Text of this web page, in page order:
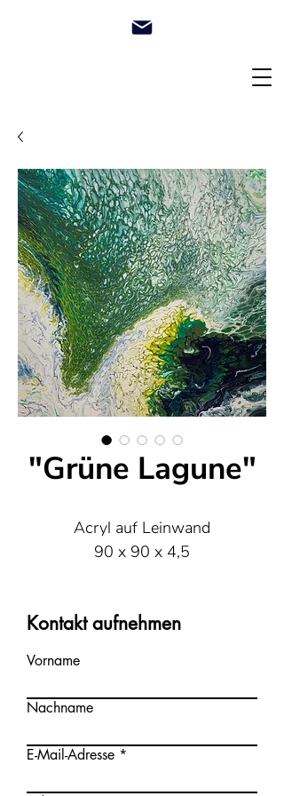
"Grüne Lagune"
Acryl auf Leinwand
90 x 90 x 4,5
Kontakt aufnehmen
Vorname
Nachname
E-Mail-Adresse